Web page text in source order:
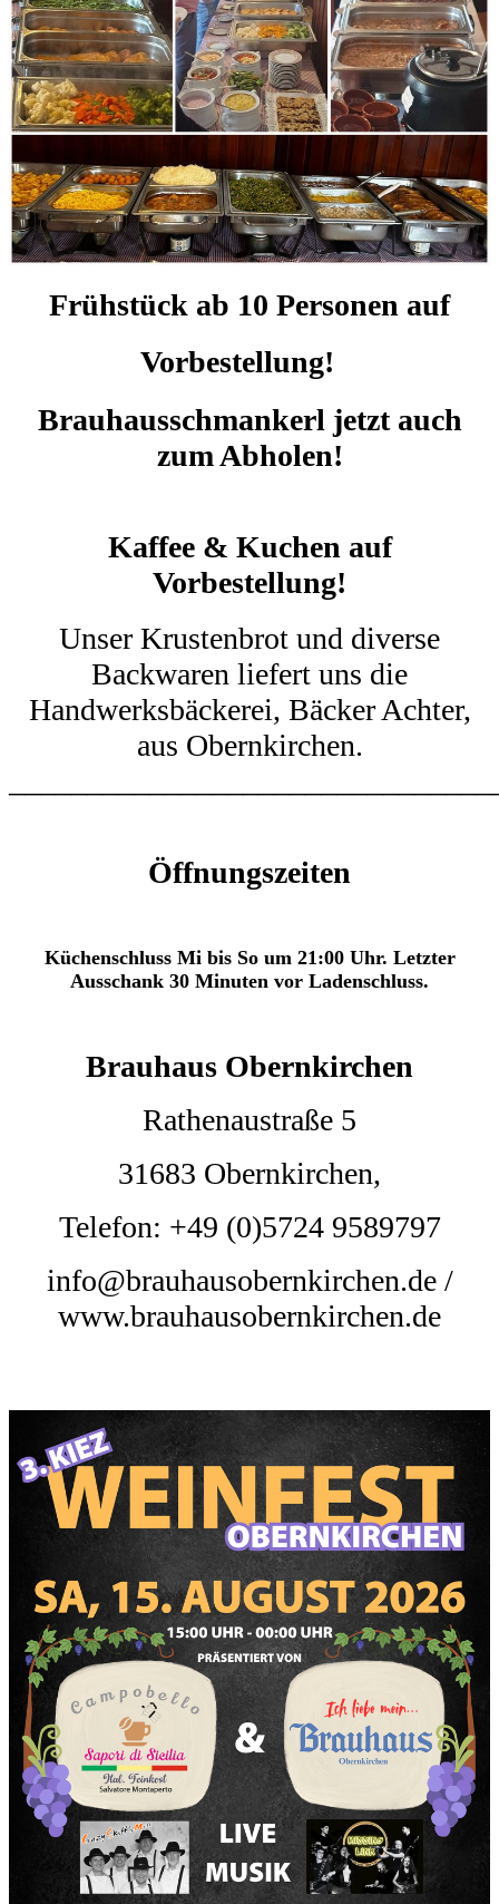
Frühstück ab 10 Personen auf
Vorbestellung!
Brauhausschmankerl jetzt auch
zum Abholen!
Kaffee & Kuchen auf
Vorbestellung!
Unser Krustenbrot und diverse
Backwaren liefert uns die
Handwerksbäckerei, Bäcker Achter,
aus Obernkirchen.
Öffnungszeiten
Küchenschluss Mi bis So um 21:00 Uhr. Letzter
Ausschank 30 Minuten vor Ladenschluss.
Brauhaus Obernkirchen
Rathenaustraße 5
31683 Obernkirchen,
Telefon: +49 (0)5724 9589797
info@brauhausobernkirchen.de /
www.brauhausobernkirchen.de